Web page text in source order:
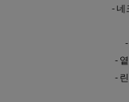
- 네
-
-